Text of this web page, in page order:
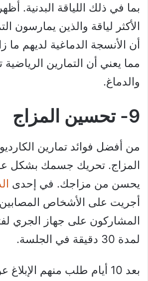
بما في ذلك اللياقة البدنية.
الأكثر لياقة والذين يمارسون
أن الأنسجة الدماغية لديهم ما
مما يعني أن التمارين
والدماغ.
9- تحسين المزاج
من أفضل فوائد تمارين
المزاج. تحريك جسمك بشكل
يحسن من مزاجك. في إحدى
أجريت على الأشخاص المصابين
المشاركون على جهاز الجري
لمدة 30 دقيقة في الجلسة.
بعد 10 أيام طلب منهم